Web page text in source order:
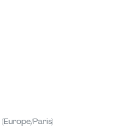
(Europe/Paris)